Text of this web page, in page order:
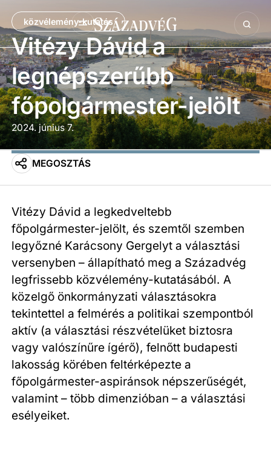
közvélemény-kutatás
Vitézy Dávid a
legnépszerűbb
főpolgármester-jelölt
2024. június 7.
MEGOSZTÁS
Vitézy Dávid a legkedveltebb
főpolgármester-jelölt, és szemtől szemben
legyőzné Karácsony Gergelyt a választási
versenyben – állapítható meg a Századvég
legfrissebb közvélemény-kutatásából. A
közelgő önkormányzati választásokra
tekintettel a felmérés a politikai szempontból
aktív (a választási részvételüket biztosra
vagy valószínűre ígérő), felnőtt budapesti
lakosság körében feltérképezte a
főpolgármester-aspiránsok népszerűségét,
valamint – több dimenzióban – a választási
esélyeiket.